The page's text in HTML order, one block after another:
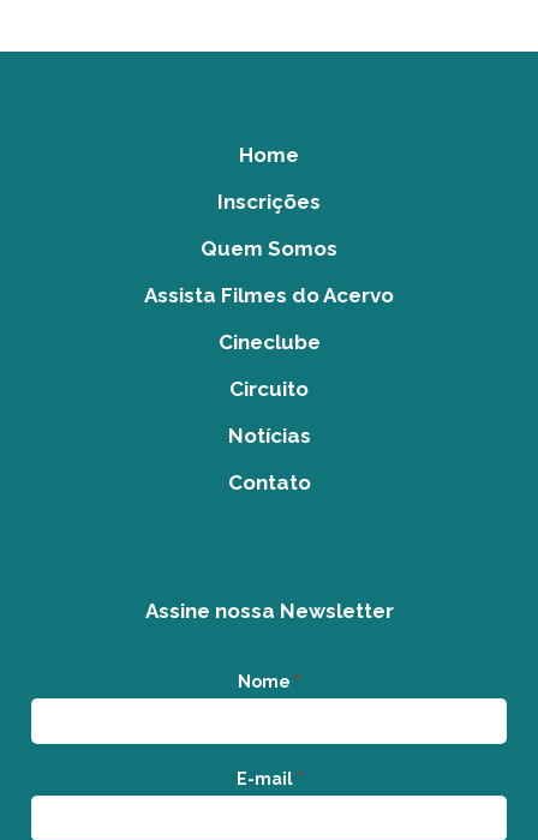
Home
Inscrições
Quem Somos
Assista Filmes do Acervo
Cineclube
Circuito
Notícias
Contato
Assine nossa Newsletter
Nome *
E-mail *